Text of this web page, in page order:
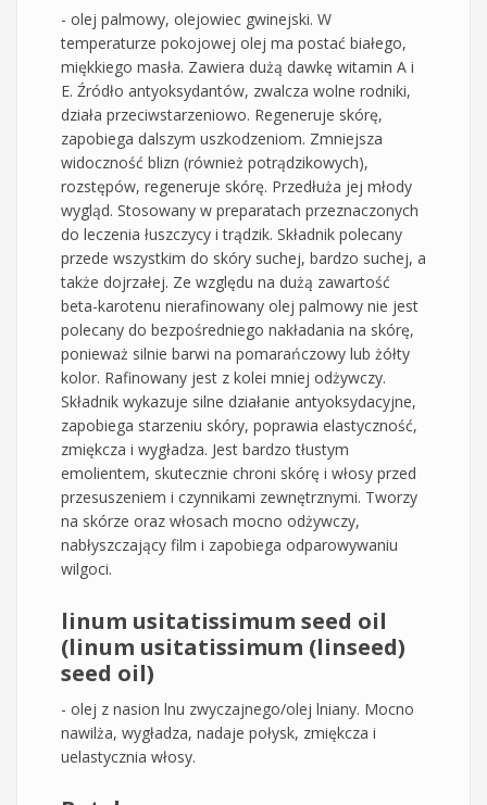
- olej palmowy, olejowiec gwinejski. W
temperaturze pokojowej olej ma postać białego,
miękkiego masła. Zawiera dużą dawkę witamin A i
E. Źródło antyoksydantów, zwalcza wolne rodniki,
działa przeciwstarzeniowo. Regeneruje skórę,
zapobiega dalszym uszkodzeniom. Zmniejsza
widoczność blizn (również potrądzikowych),
rozstępów, regeneruje skórę. Przedłuża jej młody
wygląd. Stosowany w preparatach przeznaczonych
do leczenia łuszczycy i trądzik. Składnik polecany
przede wszystkim do skóry suchej, bardzo suchej, a
także dojrzałej. Ze względu na dużą zawartość
beta-karotenu nierafinowany olej palmowy nie jest
polecany do bezpośredniego nakładania na skórę,
ponieważ silnie barwi na pomarańczowy lub żółty
kolor. Rafinowany jest z kolei mniej odżywczy.
Składnik wykazuje silne działanie antyoksydacyjne,
zapobiega starzeniu skóry, poprawia elastyczność,
zmiękcza i wygładza. Jest bardzo tłustym
emolientem, skutecznie chroni skórę i włosy przed
przesuszeniem i czynnikami zewnętrznymi. Tworzy
na skórze oraz włosach mocno odżywczy,
nabłyszczający film i zapobiega odparowywaniu
wilgoci.
linum usitatissimum seed oil
(linum usitatissimum (linseed)
seed oil)
- olej z nasion lnu zwyczajnego/olej lniany. Mocno
nawilża, wygładza, nadaje połysk, zmiękcza i
uelastycznia włosy.